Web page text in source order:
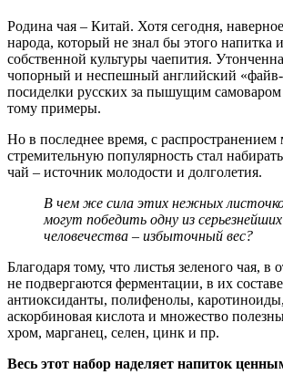
Родина чая – Китай. Хотя сегодня,
народа, который не знал бы этого напитка
собственной культуры чаепития.
чопорный и неспешный английский «файв-
посиделки русских за пышущим
тому примеры.
Но в последнее время, с
стремительную популярность стал
чай – источник молодости и долголетия.
В чем же сила этих нежных
могут победить одну из
человечества – избыточный вес?
Благодаря тому, что листья зеленого чая, в
не подвергаются ферментации, в их
антиоксиданты, полифенолы,
аскорбиновая кислота и множество
хром, марганец, селен, цинк и пр.
Весь этот набор наделяет напиток